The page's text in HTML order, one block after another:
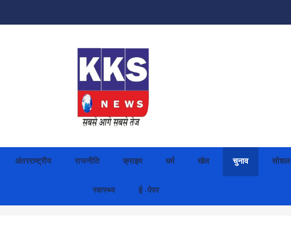
अंतरराष्ट्रीय राजनीति क्राइम धर्म खेल चुनाव सोशल
स्वास्थ्य ई -पेपर